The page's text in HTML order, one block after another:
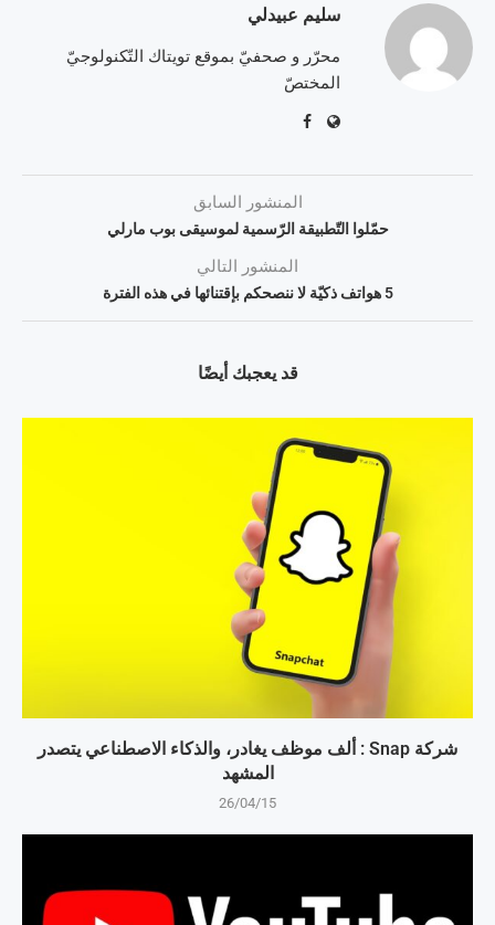
سليم عبيدلي
محرّر و صحفيّ بموقع تويتاك التّكنولوجيّ
المختصّ
المنشور السابق
حمّلوا التّطبيقة الرّسمية لموسيقى بوب مارلي
المنشور التالي
5 هواتف ذكيّة لا ننصحكم بإقتنائها في هذه الفترة
قد يعجبك أيضًا
شركة Snap : ألف موظف يغادر، والذكاء الاصطناعي يتصدر
المشهد
26/04/15